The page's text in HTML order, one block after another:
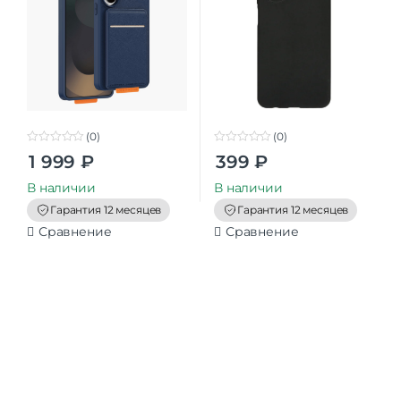
t
o
f
5
(0)
1 999 ₽
В наличии
Гарантия 12 месяцев
Сравнение
o
t
o
f
5
(0)
399 ₽
В наличии
Гарантия 12 месяцев
Сравнение